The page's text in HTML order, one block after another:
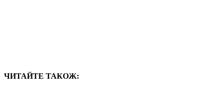
ЧИТАЙТЕ ТАКОЖ: